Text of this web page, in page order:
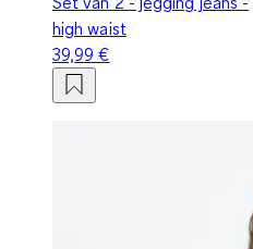
high waist
39,99 €